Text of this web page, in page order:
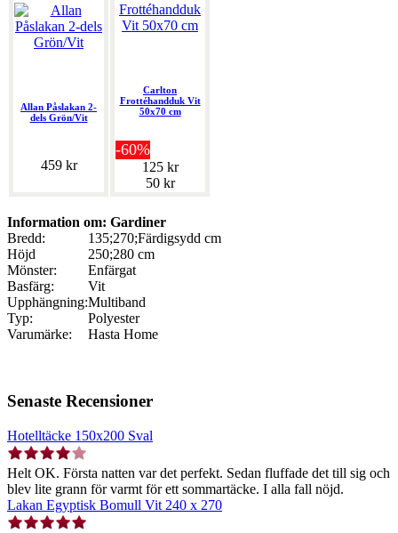
Allan Påslakan 2-
dels Grön/Vit
459 kr
Carlton
Frottéhandduk Vit
50x70 cm
-60%
125 kr
50 kr
Information om: Gardiner
Bredd:
135;270;Färdigsydd cm
Höjd
250;280 cm
Mönster:
Enfärgat
Basfärg:
Vit
Upphängning:Multiband
Typ:
Polyester
Varumärke:
Hasta Home
Senaste Recensioner
Hotelltäcke 150x200 Sval
Helt OK. Första natten var det perfekt. Sedan fluffade det till sig och
blev lite grann för varmt för ett sommartäcke. I alla fall nöjd.
Lakan Egyptisk Bomull Vit 240 x 270